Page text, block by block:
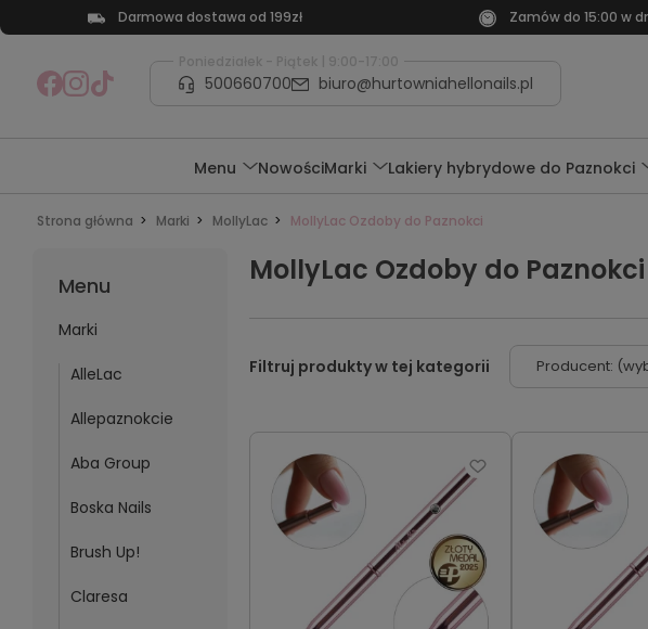
Darmowa dostawa od 199zł Zamów do 15:00 w
Poniedziałek - Piątek | 9:00-17:00
500660700 biuro@hurtowniahellonails.pl
Menu NowościMarki Lakiery hybrydowe do Paznokci
Strona główna Marki MollyLac MollyLac Ozdoby do Paznokci
Menu
Marki
AlleLac
Allepaznokcie
Aba Group
Boska Nails
Brush Up!
Claresa
MollyLac Ozdoby do Paznokci
Producent: